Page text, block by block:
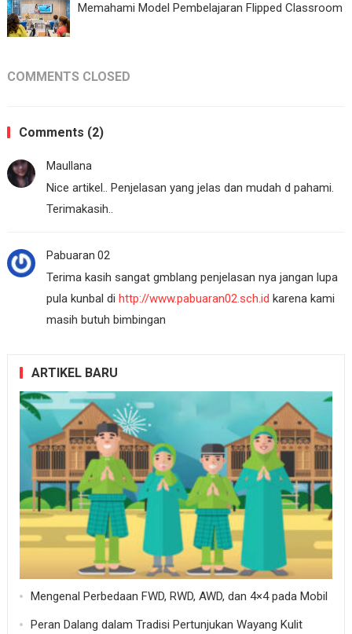
Memahami Model Pembelajaran Flipped Classroom
COMMENTS CLOSED
Comments (2)
Maullana
Nice artikel.. Penjelasan yang jelas dan mudah d pahami.
Terimakasih..
Pabuaran 02
Terima kasih sangat gmblang penjelasan nya jangan lupa
pula kunbal di http://www.pabuaran02.sch.id karena kami
masih butuh bimbingan
ARTIKEL BARU
Mengenal Perbedaan FWD, RWD, AWD, dan 4×4 pada Mobil
Peran Dalang dalam Tradisi Pertunjukan Wayang Kulit